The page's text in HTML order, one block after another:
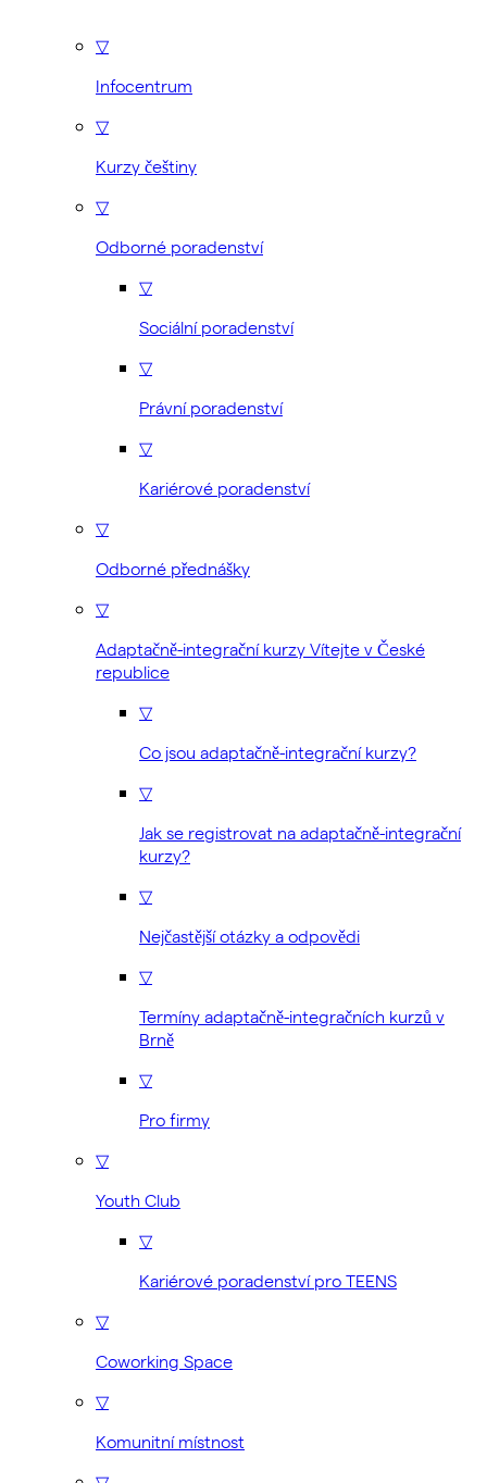
▽
Infocentrum
▽
Kurzy češtiny
▽
Odborné poradenství
▽
Sociální poradenství
▽
Právní poradenství
▽
Kariérové poradenství
▽
Odborné přednášky
▽
Adaptačně-integrační kurzy Vítejte v České
republice
▽
Co jsou adaptačně-integrační kurzy?
▽
Jak se registrovat na adaptačně-integrační
kurzy?
▽
Nejčastější otázky a odpovědi
▽
Termíny adaptačně-integračních kurzů v
Brně
▽
Pro firmy
▽
Youth Club
▽
Kariérové poradenství pro TEENS
▽
Coworking Space
▽
Komunitní místnost